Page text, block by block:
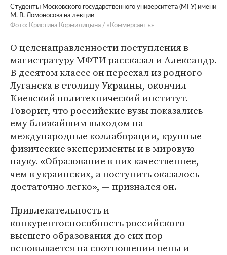
Студенты Московского государственного университета (МГУ) имени
М. В. Ломоносова на лекции
Фото: Кристина Кормилицына / «Коммерсантъ»
О целенаправленности поступления в
магистратуру МФТИ рассказал и Александр.
В десятом классе он переехал из родного
Луганска в столицу Украины, окончил
Киевский политехнический институт.
Говорит, что российские вузы показались
ему ближайшим выходом на
международные коллаборации, крупные
физические эксперименты и в мировую
науку. «Образование в них качественнее,
чем в украинских, а поступить оказалось
достаточно легко», — признался он.
Привлекательность и
конкурентоспособность российского
высшего образования до сих пор
основывается на соотношении цены и